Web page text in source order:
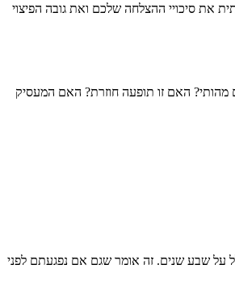
את סיכויי ההצלחה שלכם ואת גובה הפיצוי
האם זו תופעה חוזרת? האם המעסיק
על שבע שנים. זה אומר שגם אם נפגעתם לפני